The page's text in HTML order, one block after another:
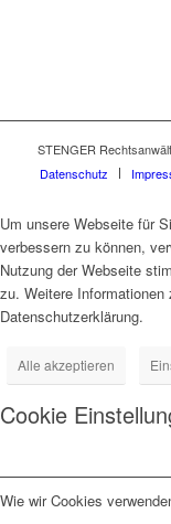
STENGER
Datenschutz
Um unsere Webseite für
verbessern zu können,
Nutzung der Webseite
zu. Weitere
Datenschutzerklärung.
Alle akzeptieren
Cookie
Wie wir Cookies